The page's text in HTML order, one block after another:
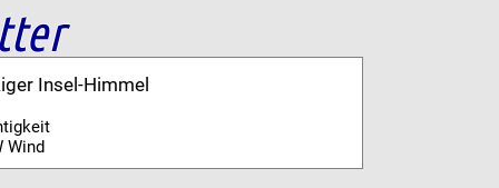
Insel-Himmel
Wind